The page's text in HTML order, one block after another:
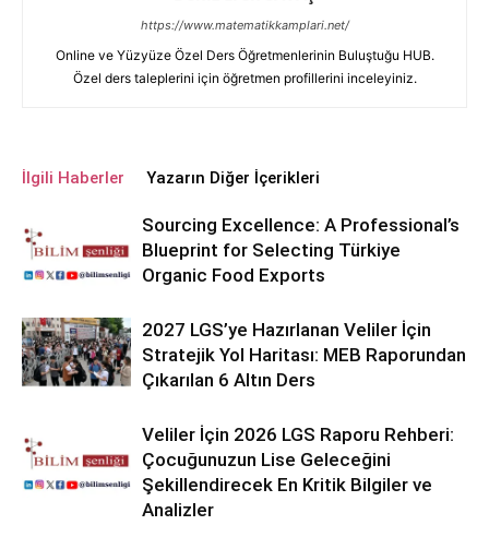
https://www.matematikkamplari.net/
Online ve Yüzyüze Özel Ders Öğretmenlerinin Buluştuğu HUB.
Özel ders taleplerini için öğretmen profillerini inceleyiniz.
İlgili Haberler Yazarın Diğer İçerikleri
Sourcing Excellence: A Professional’s
Blueprint for Selecting Türkiye
Organic Food Exports
2027 LGS’ye Hazırlanan Veliler İçin
Stratejik Yol Haritası: MEB Raporundan
Çıkarılan 6 Altın Ders
Veliler İçin 2026 LGS Raporu Rehberi:
Çocuğunuzun Lise Geleceğini
Şekillendirecek En Kritik Bilgiler ve
Analizler